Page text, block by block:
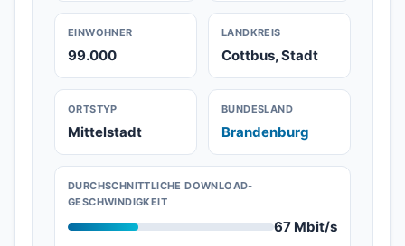
EINWOHNER
99.000
LANDKREIS
Cottbus, Stadt
ORTSTYP
Mittelstadt
BUNDESLAND
Brandenburg
DURCHSCHNITTLICHE DOWNLOAD-
GESCHWINDIGKEIT
67 Mbit/s